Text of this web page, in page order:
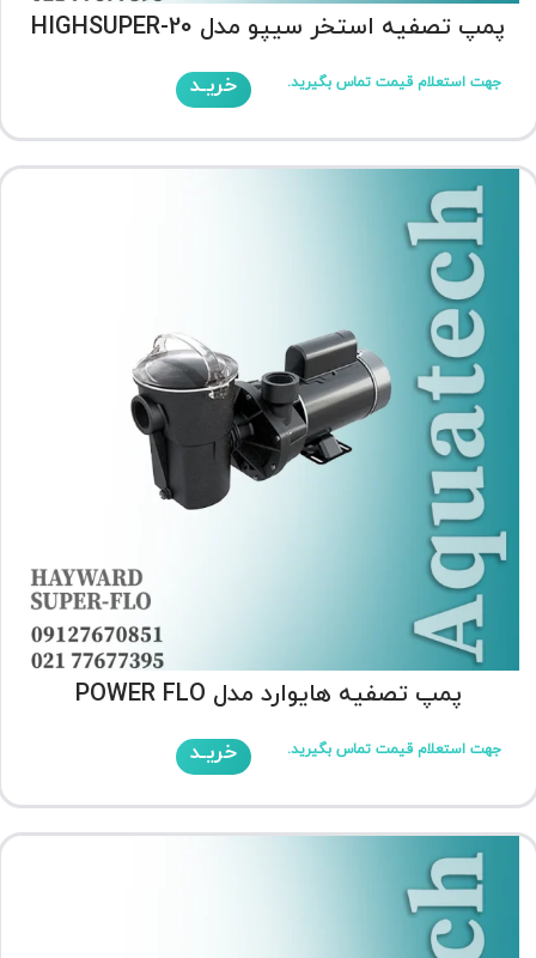
پمپ تصفیه استخر سیپو مدل HIGHSUPER-20
جهت استعلام قیمت تماس بگیرید. خریـد
پمپ تصفیه هایوارد مدل POWER FLO
جهت استعلام قیمت تماس بگیرید. خریـد